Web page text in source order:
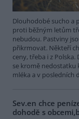
Dlouhodobé sucho a
proti běžným letům
nebudou. Pastviny
přikrmovat. Někteří
ceny, třeba i z
se kromě nedostatku
mléka a v posledních
Sev.en chce
dohodě s